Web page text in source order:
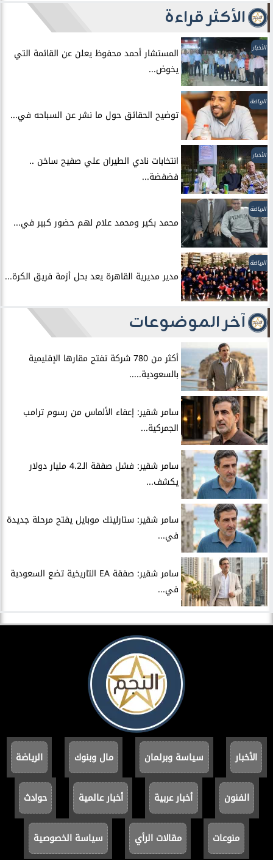
الأكثر قراءة
الأخبار
المستشار أحمد محفوظ يعلن عن القائمة التي
يخوض...
الرياضة
توضيح الحقائق حول ما نشر عن السباحه في...
الأخبار
انتخابات نادي الطيران علي صفيح ساخن ..
فضفضة...
الرياضة
محمد بكير ومحمد علام لهم حضور كبير في...
الرياضة
مدير مديرية القاهرة يعد بحل أزمة فريق الكرة...
آخر الموضوعات
أكثر من 780 شركة تفتح مقارها الإقليمية
بالسعودية.....
سامر شقير: إعفاء الألماس من رسوم ترامب
الجمركية...
سامر شقير: فشل صفقة الـ4.2 مليار دولار
يكشف...
سامر شقير: ستارلينك موبايل يفتح مرحلة جديدة
في...
سامر شقير: صفقة EA التاريخية تضع السعودية
في...
الأخبار سياسة وبرلمان مال وبنوك الرياضة
الفنون أخبار عربية أخبار عالمية حوادث
منوعات مقالات الرأي سياسة الخصوصية